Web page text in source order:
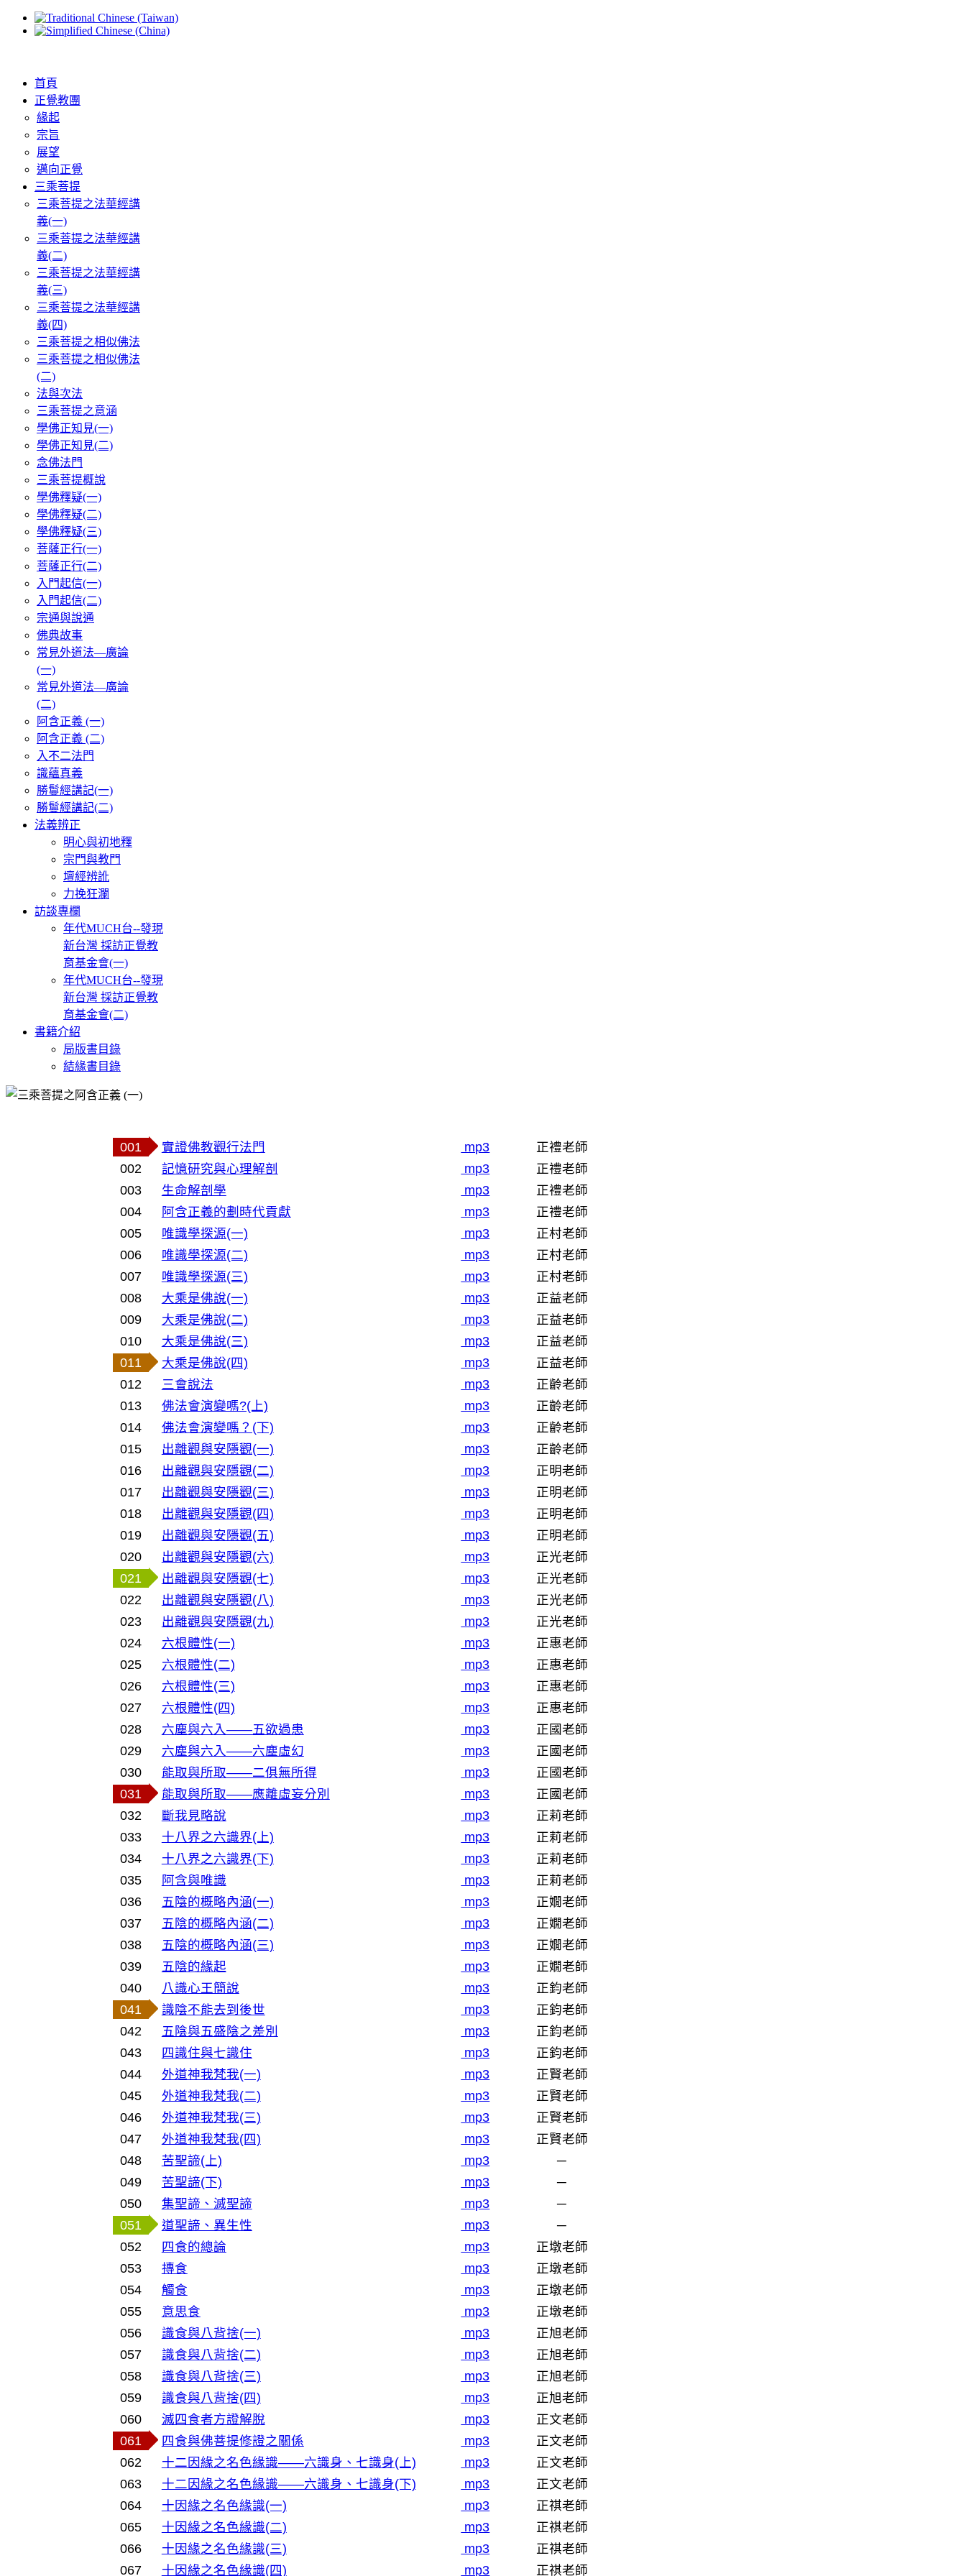
首頁
正覺教團
緣起
宗旨
展望
邁向正覺
三乘菩提
三乘菩提之法華經講
義(一)
三乘菩提之法華經講
義(二)
三乘菩提之法華經講
義(三)
三乘菩提之法華經講
義(四)
三乘菩提之相似佛法
三乘菩提之相似佛法
(二)
法與次法
三乘菩提之意涵
學佛正知見(一)
學佛正知見(二)
念佛法門
三乘菩提概說
學佛釋疑(一)
學佛釋疑(二)
學佛釋疑(三)
菩薩正行(一)
菩薩正行(二)
入門起信(一)
入門起信(二)
宗通與說通
佛典故事
常見外道法—廣論
(一)
常見外道法—廣論
(二)
阿含正義 (一)
阿含正義 (二)
入不二法門
識蘊真義
勝鬘經講記(一)
勝鬘經講記(二)
法義辨正
明心與初地釋
宗門與教門
壇經辨訛
力挽狂瀾
訪談專欄
年代MUCH台--發現
新台灣 採訪正覺教
育基金會(一)
年代MUCH台--發現
新台灣 採訪正覺教
育基金會(二)
書籍介紹
局版書目錄
結緣書目錄
001 實證佛教觀行法門 mp3
正禮老師
002
記憶研究與心理解剖 mp3
正禮老師
003
生命解剖學 mp3
正禮老師
004
阿含正義的劃時代貢獻 mp3
正禮老師
005
唯識學探源(一) mp3
正村老師
006
唯識學探源(二) mp3
正村老師
007
唯識學探源(三) mp3
正村老師
008
大乘是佛說(一) mp3
正益老師
009
大乘是佛說(二) mp3
正益老師
010
大乘是佛說(三) mp3
正益老師
011
大乘是佛說(四) mp3
正益老師
012
三會說法 mp3
正齡老師
013
佛法會演變嗎?(上) mp3
正齡老師
014
佛法會演變嗎？(下) mp3
正齡老師
015
出離觀與安隱觀(一) mp3
正齡老師
016
出離觀與安隱觀(二) mp3
正明老師
017
出離觀與安隱觀(三) mp3
正明老師
018
出離觀與安隱觀(四) mp3
正明老師
019
出離觀與安隱觀(五) mp3
正明老師
020
出離觀與安隱觀(六) mp3
正光老師
021
出離觀與安隱觀(七) mp3
正光老師
022
出離觀與安隱觀(八) mp3
正光老師
023
出離觀與安隱觀(九) mp3
正光老師
024
六根體性(一) mp3
正惠老師
025
六根體性(二) mp3
正惠老師
026
六根體性(三) mp3
正惠老師
027
六根體性(四) mp3
正惠老師
028
六塵與六入——五欲過患 mp3
正國老師
029
六塵與六入——六塵虛幻 mp3
正國老師
030
能取與所取——二俱無所得 mp3
正國老師
031
能取與所取——應離虛妄分別 mp3
正國老師
032
斷我見略說 mp3
正莉老師
033
十八界之六識界(上) mp3
正莉老師
034
十八界之六識界(下) mp3
正莉老師
035
阿含與唯識 mp3
正莉老師
036
五陰的概略內涵(一) mp3
正嫺老師
037
五陰的概略內涵(二) mp3
正嫺老師
038
五陰的概略內涵(三) mp3
正嫺老師
039
五陰的緣起 mp3
正嫺老師
040
八識心王簡說 mp3
正鈞老師
041
識陰不能去到後世 mp3
正鈞老師
042
五陰與五盛陰之差別 mp3
正鈞老師
043
四識住與七識住 mp3
正鈞老師
044
外道神我梵我(一) mp3
正賢老師
045
外道神我梵我(二) mp3
正賢老師
046
外道神我梵我(三) mp3
正賢老師
047
外道神我梵我(四) mp3
正賢老師
048
苦聖諦(上) mp3
─
049
苦聖諦(下) mp3
─
050
集聖諦、滅聖諦 mp3
─
051
道聖諦、異生性 mp3
─
052
四食的總論 mp3
正墩老師
053
摶食 mp3
正墩老師
054
觸食 mp3
正墩老師
055
意思食 mp3
正墩老師
056
識食與八背捨(一) mp3
正旭老師
057
識食與八背捨(二) mp3
正旭老師
058
識食與八背捨(三) mp3
正旭老師
059
識食與八背捨(四) mp3
正旭老師
060
滅四食者方證解脫 mp3
正文老師
061
四食與佛菩提修證之關係 mp3
正文老師
062
十二因緣之名色緣識——六識身、七識身(上) mp3
正文老師
063
十二因緣之名色緣識——六識身、七識身(下) mp3
正文老師
064
十因緣之名色緣識(一) mp3
正祺老師
065
十因緣之名色緣識(二) mp3
正祺老師
066
十因緣之名色緣識(三) mp3
正祺老師
067
十因緣之名色緣識(四) mp3 正祺老師